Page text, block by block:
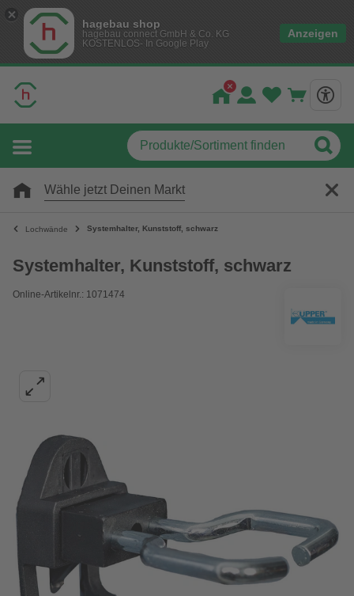
hagebau shop
hagebau connect GmbH & Co. KG
KOSTENLOS- In Google Play
Anzeigen
Wähle jetzt Deinen Markt
Lochwände Systemhalter, Kunststoff, schwarz
Systemhalter, Kunststoff, schwarz
Online-Artikelnr.: 1071474